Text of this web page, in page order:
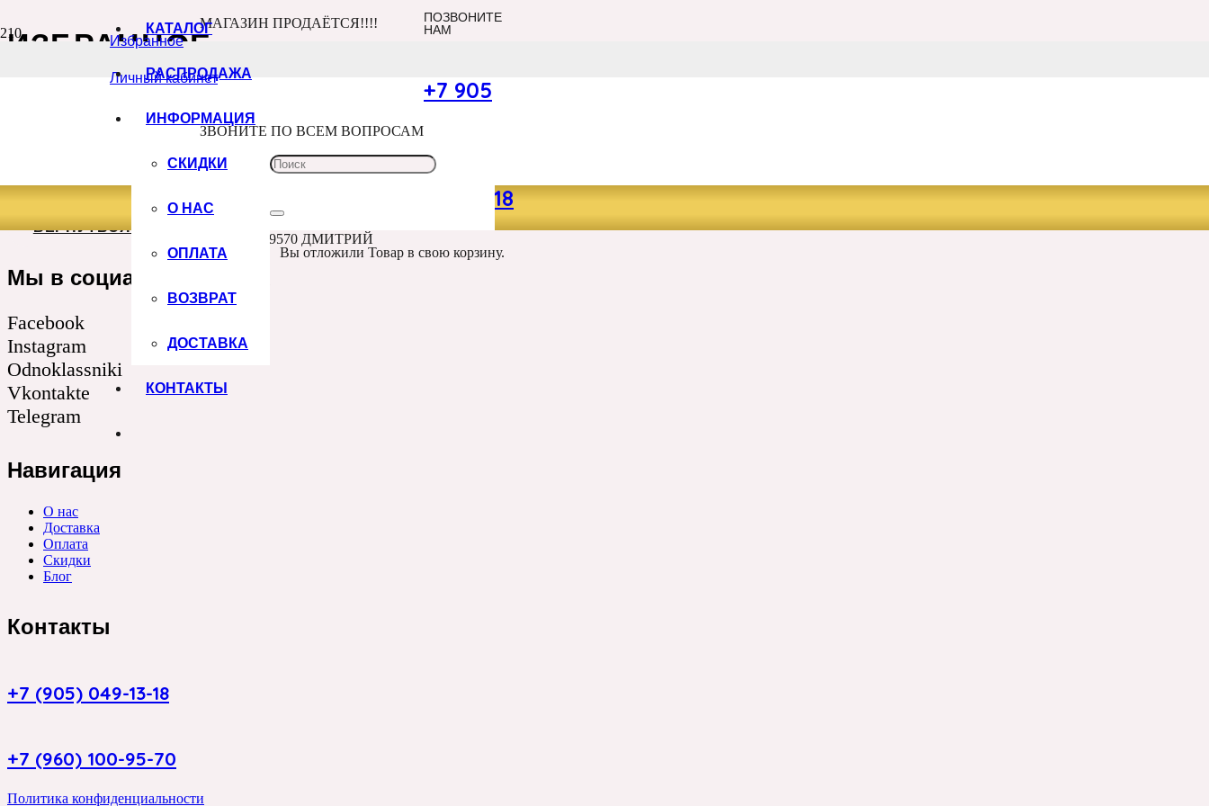
Избранное
Личный кабинет
МАГАЗИН ПРОДАЁТСЯ!!!!
ЗВОНИТЕ ПО ВСЕМ ВОПРОСАМ
+7 960 100 9570 ДМИТРИЙ
ПОЗВОНИТЕ
НАМ
+7 905
049 13 18
КАТАЛОГ
РАСПРОДАЖА
ИНФОРМАЦИЯ
СКИДКИ
О НАС
ОПЛАТА
ВОЗВРАТ
ДОСТАВКА
КОНТАКТЫ
Вы отложилиТовар в свою корзину.
ИЗБРАННОЕ
Список желаний
ВЕРНУТЬСЯ В МАГАЗИН
Мы в социальных сетях
Facebook
Instagram
Odnoklassniki
Vkontakte
Telegram
Навигация
О нас
Доставка
Оплата
Скидки
Блог
Контакты
+7 (905) 049-13-18
+7 (960) 100-95-70
Политика конфиденциальности